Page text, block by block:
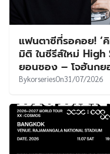
แฟนตาซีที่รอคอย! ‘
มิติ ในซีรีส์ใหม่
ยอนซอง – โจฮันกย
BykorseriesOn31/07/2026